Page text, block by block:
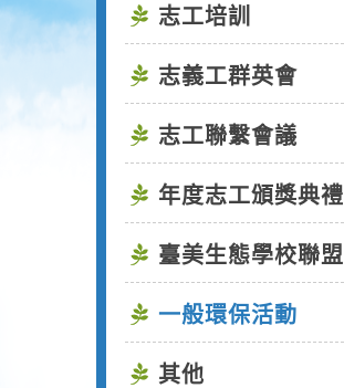
志工培訓
志義工群英會
志工聯繫會議
年度志工頒獎典禮
臺美生態學校聯盟
一般環保活動
其他